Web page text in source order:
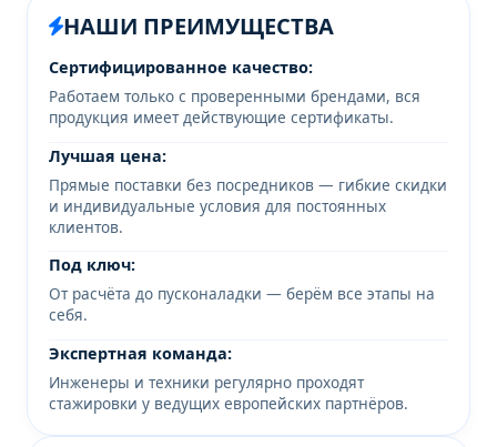
НАШИ ПРЕИМУЩЕСТВА
Сертифицированное качество:
Работаем только с проверенными брендами, вся
продукция имеет действующие сертификаты.
Лучшая цена:
Прямые поставки без посредников — гибкие скидки
и индивидуальные условия для постоянных
клиентов.
Под ключ:
От расчёта до пусконаладки — берём все этапы на
себя.
Экспертная команда:
Инженеры и техники регулярно проходят
стажировки у ведущих европейских партнёров.